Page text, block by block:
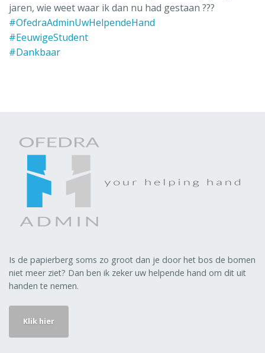
jaren, wie weet waar ik dan nu had gestaan ???
#OfedraAdminUwHelpendeHand
#EeuwigeStudent
#Dankbaar
Is de papierberg soms zo groot dan je door het bos de bomen
niet meer ziet? Dan ben ik zeker uw helpende hand om dit uit
handen te nemen.
Klik hier